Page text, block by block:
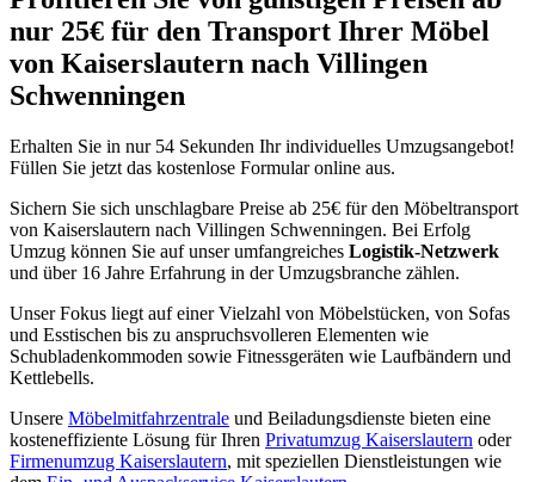
nur 25€ für den Transport Ihrer Möbel
von Kaiserslautern nach Villingen
Schwenningen⁠
Erhalten Sie in nur 54 Sekunden Ihr individuelles Umzugsangebot!
Füllen Sie jetzt das kostenlose Formular online aus.
Sichern Sie sich unschlagbare Preise ab 25€ für den Möbeltransport
von Kaiserslautern nach Villingen Schwenningen⁠. Bei Erfolg
Umzug können Sie auf unser umfangreiches Logistik-Netzwerk
und über 16 Jahre Erfahrung in der Umzugsbranche zählen.
Unser Fokus liegt auf einer Vielzahl von Möbelstücken, von Sofas
und Esstischen bis zu anspruchsvolleren Elementen wie
Schubladenkommoden sowie Fitnessgeräten wie Laufbändern und
Kettlebells.
Unsere Möbelmitfahrzentrale und Beiladungsdienste bieten eine
kosteneffiziente Lösung für Ihren Privatumzug Kaiserslautern oder
Firmenumzug Kaiserslautern, mit speziellen Dienstleistungen wie